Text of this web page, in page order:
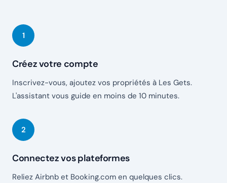
Créez votre compte
Inscrivez-vous, ajoutez vos propriétés à Les Gets.
L'assistant vous guide en moins de 10 minutes.
Connectez vos plateformes
Reliez Airbnb et Booking.com en quelques clics.